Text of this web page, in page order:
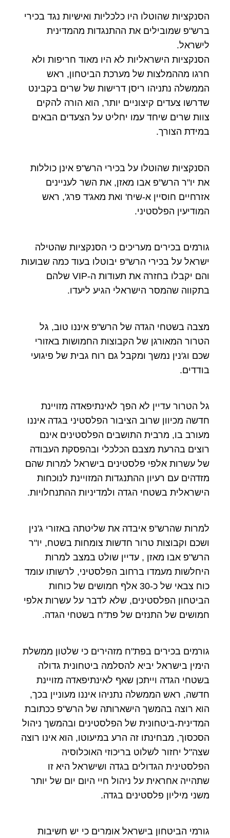
הסנקציות שהוטלו היו כלכליות ואישיות נגד בכירי
ברש"פ שמובילים את ההתנגדות מהמדינית
לישראל.
הסנקציות הישראליות לא היו מאוד חריפות ולא
חרגו מההמלצות של מערכת הביטחון, ראש
הממשלה נתניהו ריסן דרישות של שרים בקבינט
שדרשו צעדים קיצוניים יותר, הוא הורה להקים
צוות שרים שיחד עמו יחליט על הצעדים הבאים
במידת הצורך.
הסנקציות שהוטלו על בכירי הרש"פ אינן כוללות
את יו"ר הרש"פ אבו מאזן, את השר לעניינים
אזרחיים חוסיין א-שיח' ואת מאג'ד פרג', ראש
המודיעין הפלסטיני.
גורמים בכירים מעריכים כי הסנקציות שהטילה
ישראל על בכירי הרש"פ יבוטלו בעוד כמה שבועות
והם יקבלו בחזרה את תעודות ה-VIP שלהם
בתקווה שהמסר הישראלי הגיע ליעדו.
מצבה בשטחי הגדה של הרש"פ איננו טוב, גל
הטרור המאורגן של הקבוצות החמושות באזורי
שכם וג'נין נמשך ומקבל גם רוח גבית של פיגועי
בודדים.
גל הטרור עדיין לא הפך לאינתיפאדה מזויינת
חדשה מכיוון שרוב הציבור הפלסטיני בגדה איננו
מעורב בו, מרבית התושבים הפלסטינים אינם
רוצים בהרעת מצבם הכלכלי ובהפסקת העבודה
של עשרות אלפי פלסטינים בישראל למרות שהם
מזדהים עם רעיון ההתנגדות המזויינת לנוכחות
הישראלית בשטחי הגדה ולמדיניות ההתנחלויות.
למרות שהרש"פ איבדה את שליטתה באזורי ג'נין
ושכם וקבוצות טרור חדשות צומחות בשטח, יו"ר
הרש"פ אבו מאזן , עדיין שולט במצב למרות
היחלשות מעמדו ברחוב הפלסטיני, לרשותו עומד
כוח צבאי של כ-30 אלף חמושים של כוחות
הביטחון הפלסטינים, שלא לדבר על עשרות אלפי
חמושים של התנזים של פת"ח בשטחי הגדה.
גורמים בכירים בפת"ח מזהירים כי שלטון ממשלת
הימין בישראל יביא להסלמה ביטחונית גדולה
בשטחי הגדה וייתכן שאף לאינתיפאדה מזויינת
חדשה, ראש הממשלה נתניהו איננו מעוניין בכך,
הוא רוצה בהמשך הישארותה של הרש"פ ככתובת
המדינית-ביטחונית של הפלסטינים ובהמשך ניהול
הסכסוך, מבחינתו זה הרע במיעוטו, הוא אינו רוצה
שצה"ל יחזור לשלוט בריכוזי האוכלוסיה
הפלסטינית הגדולים בגדה ושישראל היא זו
שתהייה אחראית על ניהול חיי היום יום של יותר
משני מיליון פלסטינים בגדה.
גורמי הביטחון בישראל אומרים כי יש חשיבות